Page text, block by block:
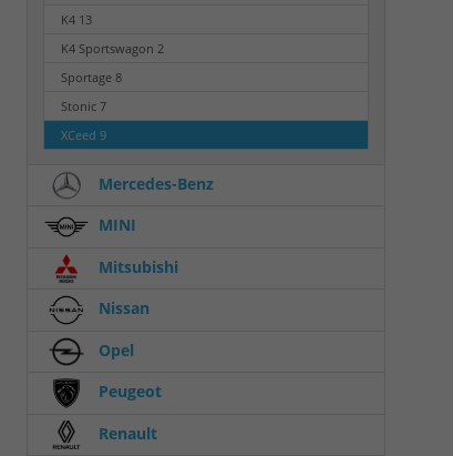
K4 13
K4 Sportswagon 2
Sportage 8
Stonic 7
XCeed 9
Mercedes-Benz
MINI
Mitsubishi
Nissan
Opel
Peugeot
Renault